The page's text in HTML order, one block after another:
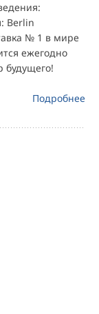
Berlin
№ 1 в мире
ежегодно
будущего!
Подробнее